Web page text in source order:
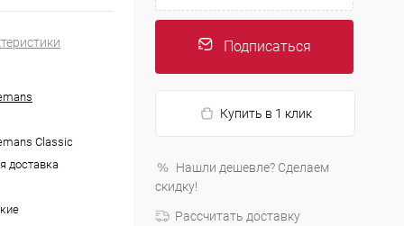
Classic
доставка
Подписаться
Купить в 1 клик
Нашли дешевле? Сделаем
скидку!
Рассчитать доставку